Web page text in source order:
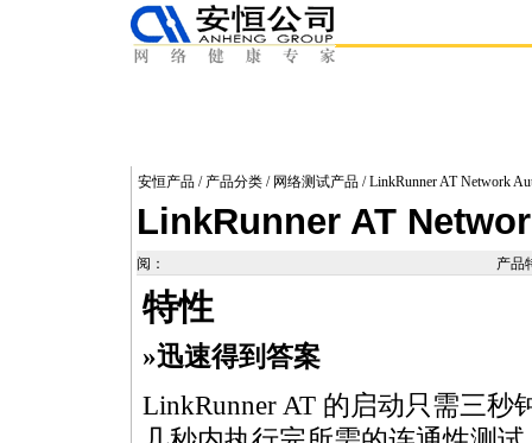
安恒产品 / 产品分类 / 网络测试产品 / LinkRunner AT Network
LinkRunner AT
阅： 产品
特性
»迅速得到答案
LinkRunner AT 的启动只需三